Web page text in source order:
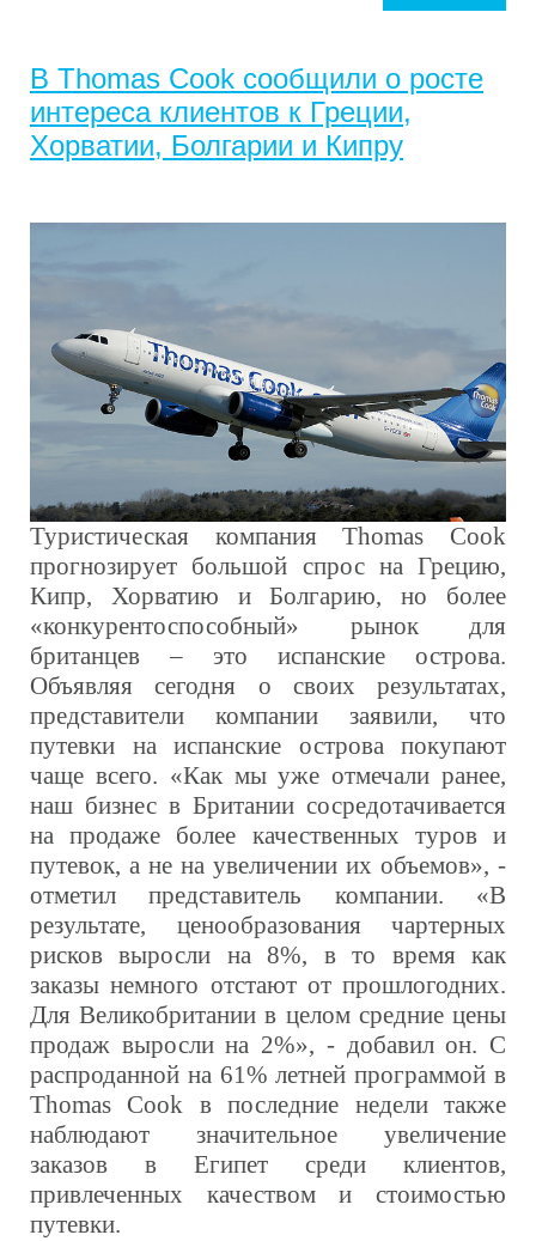
В Thomas Cook сообщили о росте
интереса клиентов к Греции,
Хорватии, Болгарии и Кипру
Туристическая компания Thomas Cook
прогнозирует большой спрос на Грецию,
Кипр, Хорватию и Болгарию, но более
«конкурентоспособный» рынок для
британцев – это испанские острова.
Объявляя сегодня о своих результатах,
представители компании заявили, что
путевки на испанские острова покупают
чаще всего. «Как мы уже отмечали ранее,
наш бизнес в Британии сосредотачивается
на продаже более качественных туров и
путевок, а не на увеличении их объемов», -
отметил представитель компании. «В
результате, ценообразования чартерных
рисков выросли на 8%, в то время как
заказы немного отстают от прошлогодних.
Для Великобритании в целом средние цены
продаж выросли на 2%», - добавил он. С
распроданной на 61% летней программой в
Thomas Cook в последние недели также
наблюдают значительное увеличение
заказов в Египет среди клиентов,
привлеченных качеством и стоимостью
путевки.